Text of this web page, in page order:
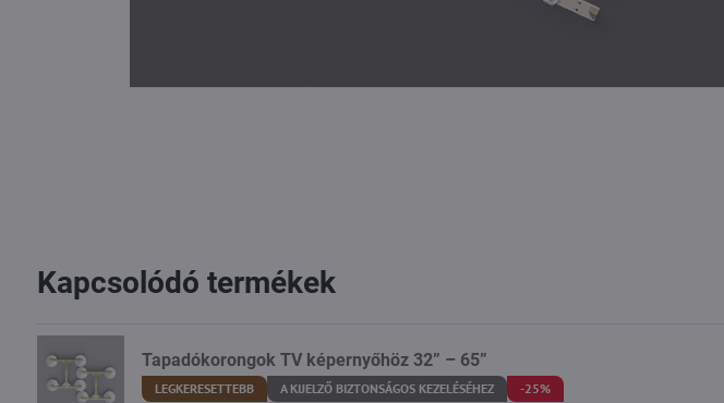
Kapcsolódó termékek
Tapadókorongok TV képernyőhöz 32” – 65”
LEGKERESETTEBB A KIJELZŐ BIZTONSÁGOS KEZELÉSÉHEZ -25%